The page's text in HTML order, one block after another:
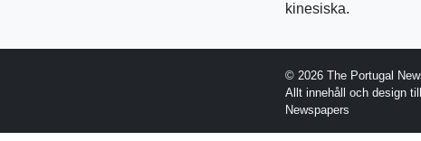
kinesiska.
© 2026 The Portugal
Allt innehåll och design
Newspapers